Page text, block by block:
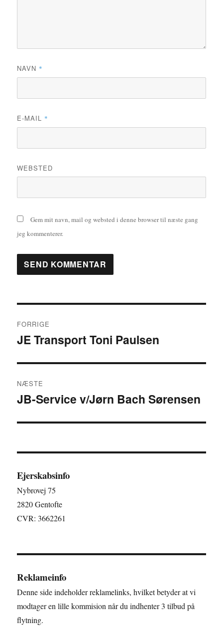
NAVN *
E-MAIL *
WEBSTED
Gem mit navn, mail og websted i denne browser til næste gang
jeg kommenterer.
FORRIGE
Forrige
JE Transport Toni Paulsen
NÆSTE
Næste
JB-Service v/Jørn Bach Sørensen
Ejerskabsinfo
Nybrovej 75
2820 Gentofte
CVR: 3662261
Reklameinfo
Denne side indeholder reklamelinks, hvilket betyder at vi
modtager en lille kommision når du indhenter 3 tilbud på
flytning.